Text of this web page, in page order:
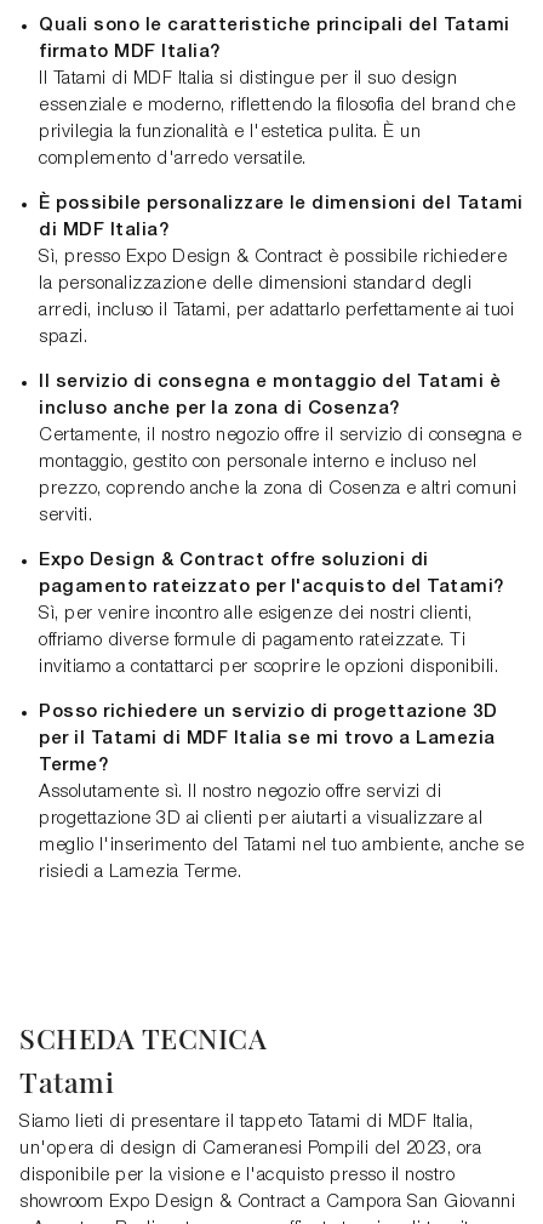
Quali sono le caratteristiche principali del Tatami
firmato MDF Italia?
Il Tatami di MDF Italia si distingue per il suo design
essenziale e moderno, riflettendo la filosofia del brand che
privilegia la funzionalità e l'estetica pulita. È un
complemento d'arredo versatile.
È possibile personalizzare le dimensioni del Tatami
di MDF Italia?
Sì, presso Expo Design & Contract è possibile richiedere
la personalizzazione delle dimensioni standard degli
arredi, incluso il Tatami, per adattarlo perfettamente ai tuoi
spazi.
Il servizio di consegna e montaggio del Tatami è
incluso anche per la zona di Cosenza?
Certamente, il nostro negozio offre il servizio di consegna e
montaggio, gestito con personale interno e incluso nel
prezzo, coprendo anche la zona di Cosenza e altri comuni
serviti.
Expo Design & Contract offre soluzioni di
pagamento rateizzato per l'acquisto del Tatami?
Sì, per venire incontro alle esigenze dei nostri clienti,
offriamo diverse formule di pagamento rateizzate. Ti
invitiamo a contattarci per scoprire le opzioni disponibili.
Posso richiedere un servizio di progettazione 3D
per il Tatami di MDF Italia se mi trovo a Lamezia
Terme?
Assolutamente sì. Il nostro negozio offre servizi di
progettazione 3D ai clienti per aiutarti a visualizzare al
meglio l'inserimento del Tatami nel tuo ambiente, anche se
risiedi a Lamezia Terme.
SCHEDA TECNICA
Tatami
Siamo lieti di presentare il tappeto Tatami di MDF Italia,
un'opera di design di Cameranesi Pompili del 2023, ora
disponibile per la visione e l'acquisto presso il nostro
showroom Expo Design & Contract a Campora San Giovanni